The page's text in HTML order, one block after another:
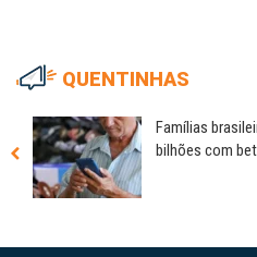
QUENTINHAS
Famílias
bilhões com